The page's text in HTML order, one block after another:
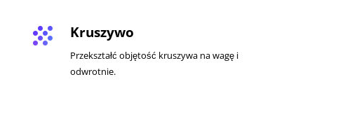
grain Kruszywo
Przekształć objętość kruszywa na wagę i
odwrotnie.